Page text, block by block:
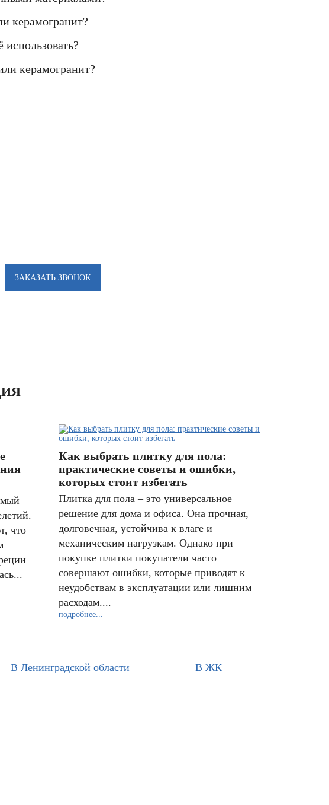
керамогранит?
керамогранит?
что
Как выбрать плитку для пола:
практические советы и ошибки,
которых стоит избегать
Плитка для пола – это универсальное
решение для дома и офиса. Она прочная,
долговечная, устойчива к влаге и
механическим нагрузкам. Однако при
покупке плитки покупатели часто
совершают ошибки, которые приводят к
неудобствам в эксплуатации или лишним
расходам....
подробнее...
В Ленинградской области В ЖК